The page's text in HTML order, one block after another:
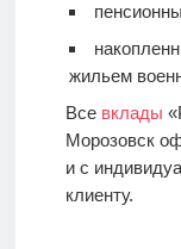
жильем
Все вклады
Морозовск
и с
клиенту.